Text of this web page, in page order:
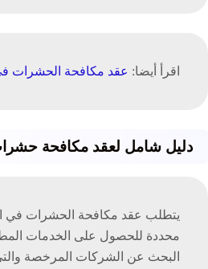
اقرأ أيضا: عقد مكافحة الحشرات
دليل شامل لعقد مكافحة
يتطلب عقد مكافحة الحشرات في
محددة للحصول على الخدمات
البحث عن الشركات المرخصة